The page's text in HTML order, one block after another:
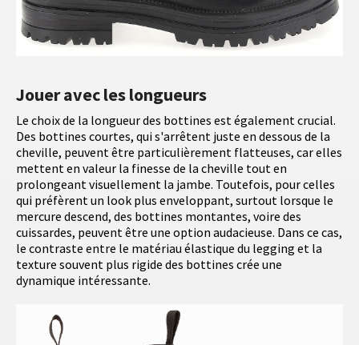
Jouer avec les longueurs
Le choix de la longueur des bottines est également crucial.
Des bottines courtes, qui s'arrêtent juste en dessous de la
cheville, peuvent être particulièrement flatteuses, car elles
mettent en valeur la finesse de la cheville tout en
prolongeant visuellement la jambe. Toutefois, pour celles
qui préfèrent un look plus enveloppant, surtout lorsque le
mercure descend, des bottines montantes, voire des
cuissardes, peuvent être une option audacieuse. Dans ce cas,
le contraste entre le matériau élastique du legging et la
texture souvent plus rigide des bottines crée une
dynamique intéressante.